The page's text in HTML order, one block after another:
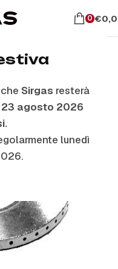
Sirgas resterà
23 agosto 2026
lunedì
0 €